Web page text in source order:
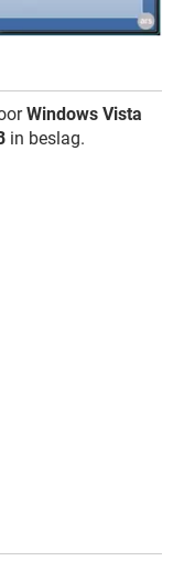
Windows Vista
in beslag.